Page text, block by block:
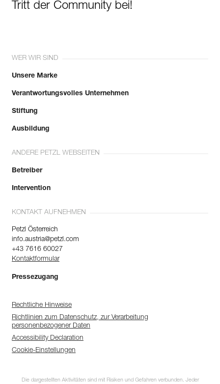
Tritt der Community bei!
WER WIR SIND
Unsere Marke
Verantwortungsvolles Unternehmen
Stiftung
Ausbildung
ANDERE PETZL WEBSEITEN
Betreiber
Intervention
KONTAKT AUFNEHMEN
Petzl Österreich
info.austria@petzl.com
+43 7616 60027
Kontaktformular
Pressezugang
Rechtliche Hinweise
Richtlinien zum Datenschutz, zur Verarbeitung
personenbezogener Daten
Accessibility Declaration
Cookie-Einstellungen
Die dargestellten Aktivitäten sind mit Risiken und Gefahren verbunden. Jeder